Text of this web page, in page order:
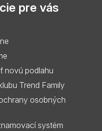
pre vás
novú podlahu
Trend Family
osobných
systém